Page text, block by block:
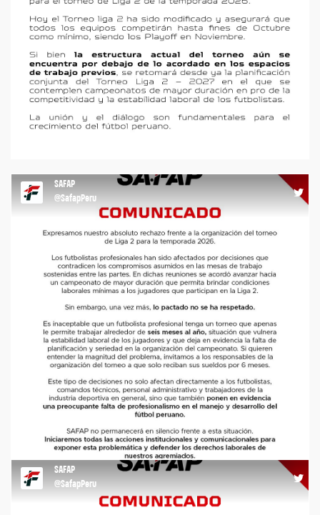
COMUNICADO #agremiacion #safap #liga2
15:19 18-03-26
SAFAP
@SafapPeru
COMUNICADO #futbolistas #SAFAP #agremiacion #comunicado
#futbol https://t.co/ol4zxFTwmd
16:33 12-03-26
SAFAP
@SafapPeru